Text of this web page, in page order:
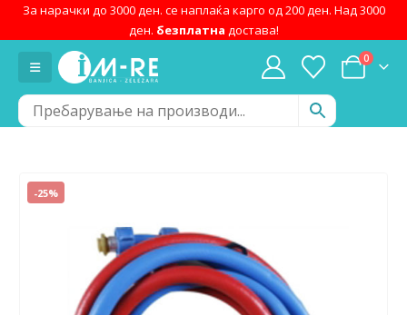
За нарачки до 3000 ден. се наплаќа карго од 200 ден. Над 3000
ден. безплатна достава!
0
-25%